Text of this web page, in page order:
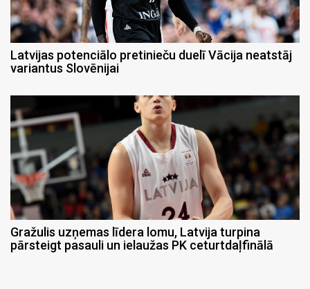
Latvijas potenciālo pretinieču duelī Vācija neatstāj
variantus Slovēnijai
Gražulis uzņemas līdera lomu, Latvija turpina
pārsteigt pasauli un ielaužas PK ceturtdaļfinālā